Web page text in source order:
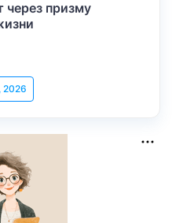
через призму
2026